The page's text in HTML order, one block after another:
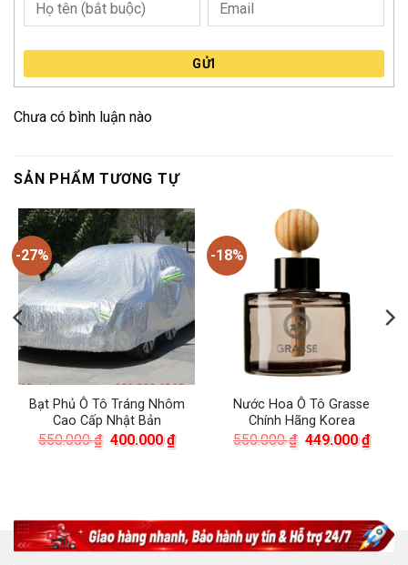
GỬI
Chưa có bình luận nào
SẢN PHẨM TƯƠNG TỰ
-27%
Bạt Phủ Ô Tô Tráng Nhôm
Cao Cấp Nhật Bản
550.000₫ Giá
400.000₫Giá
hiện
-18%
Nước Hoa Ô Tô Grasse
Chính Hãng Korea
550.000₫ Giá
449.000₫Giá
hiện